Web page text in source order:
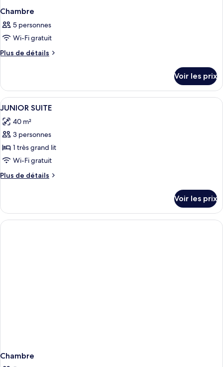
Chambre
5 personnes
Wi-Fi gratuit
Plus de détails
Plus
le
type
de
Chambre
Voir les prix
Afficher
toutes
les
photos
pour
ce
type
de
JUNIOR
SUITE
Literie hypoallergénique, minibar,
4
JUNIOR SUITE
40 m²
3 personnes
1 très grand lit
Wi-Fi gratuit
Plus de détails
Plus
le
type
de
Voir les prix
Chambre